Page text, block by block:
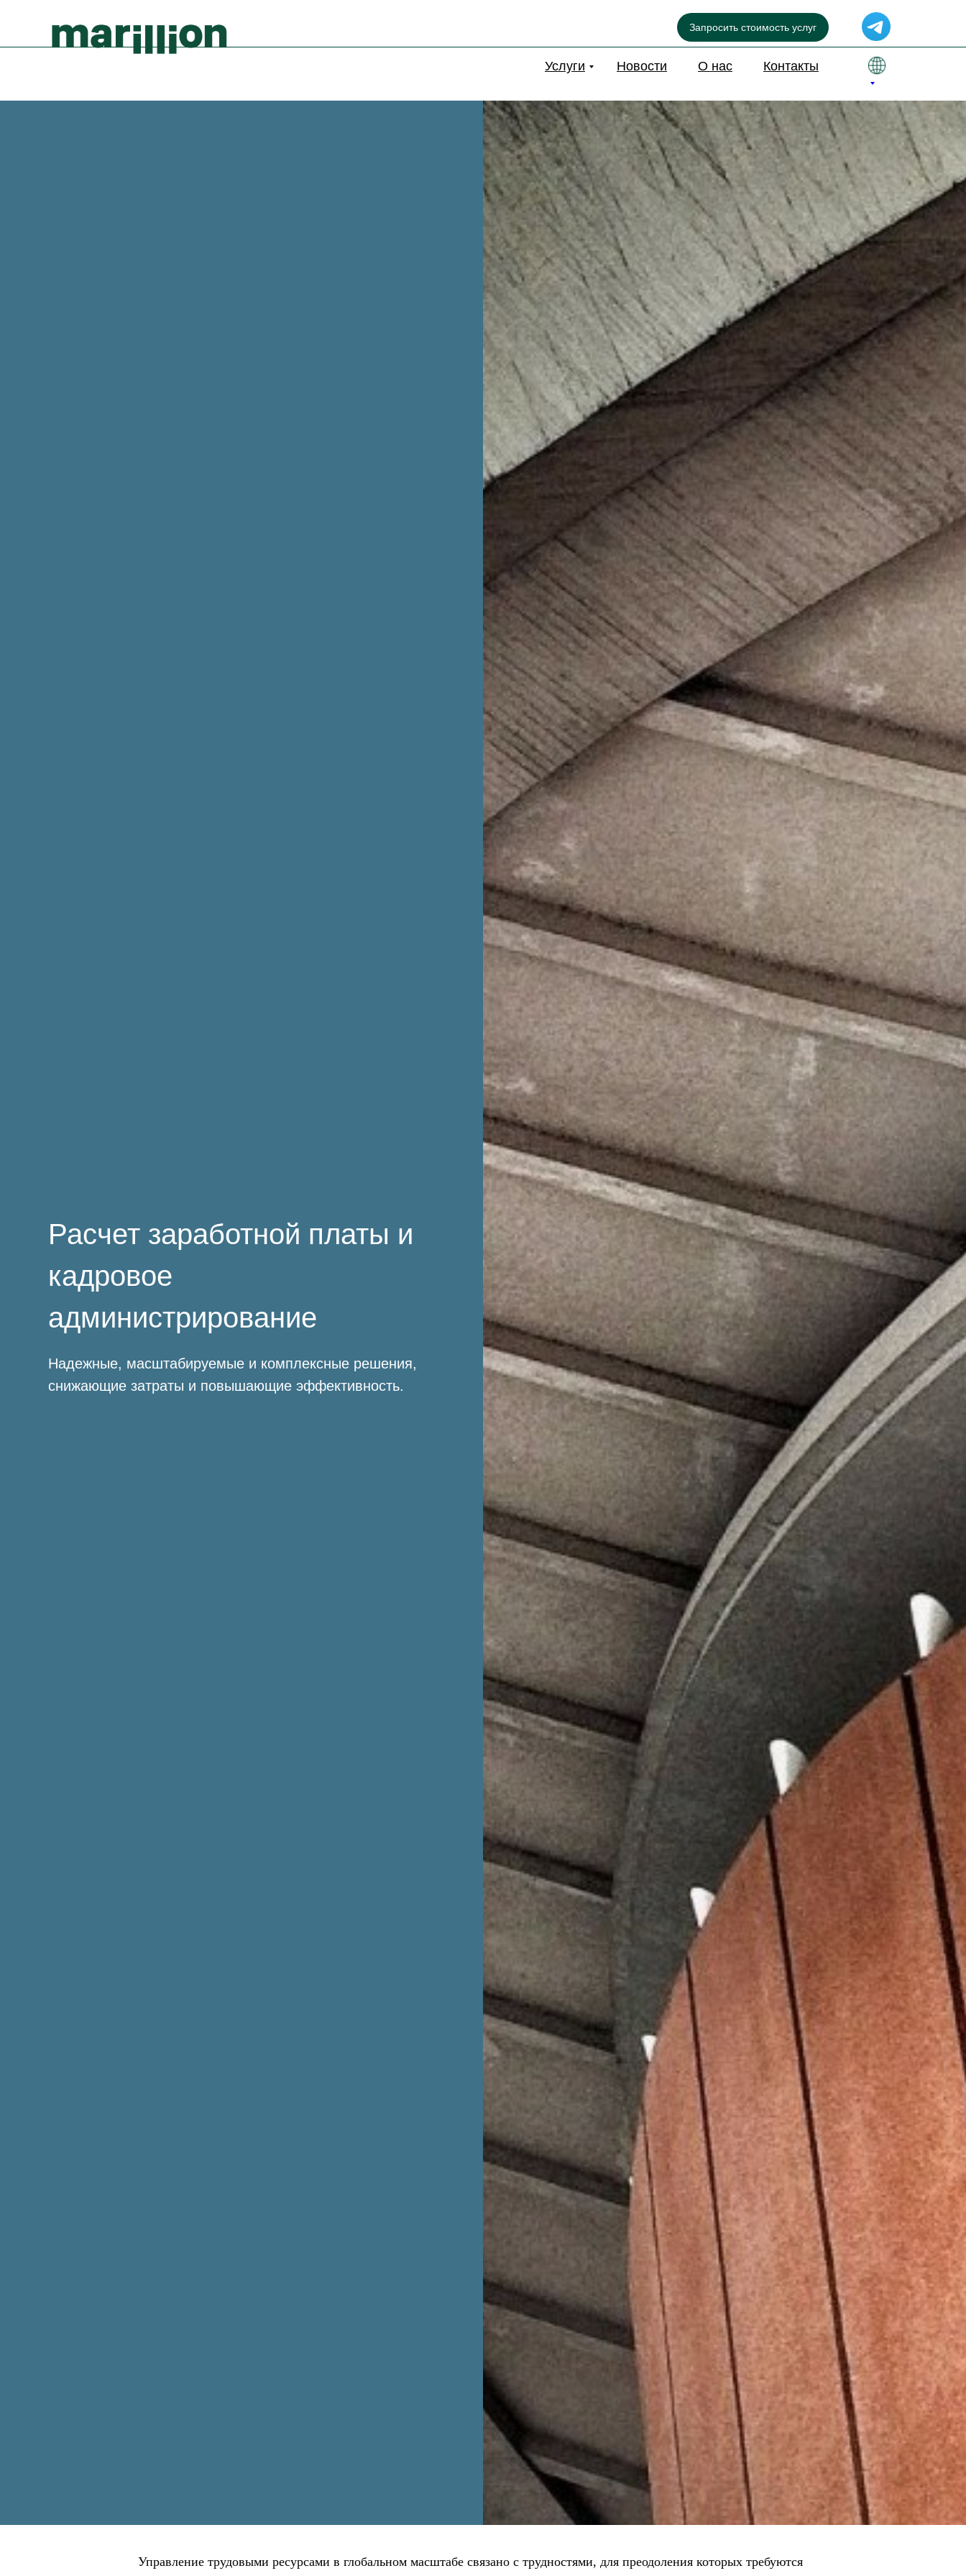
Услуги О нас
Новости Контакты
Запросить стоимость услуг
Расчет заработной платы и
кадровое
администрирование
Надежные, масштабируемые и комплексные решения,
снижающие затраты и повышающие эффективность.
Управление трудовыми ресурсами в глобальном масштабе связано с трудностями, для преодоления которых требуются